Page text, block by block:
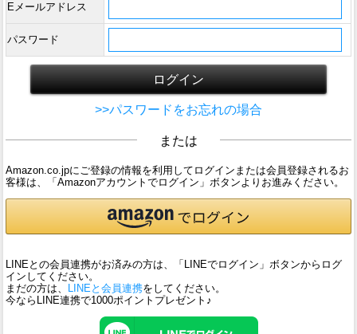
Eメールアドレス
パスワード
>>パスワードをお忘れの場合
または
Amazon.co.jpにご登録の情報を利用してログインまたは会員登録されるお
客様は、「Amazonアカウントでログイン」ボタンよりお進みください。
LINEとの会員連携がお済みの方は、「LINEでログイン」ボタンからログ
インしてください。
まだの方は、
LINEと会員連携をしてください。
今ならLINE連携で1000ポイントプレゼント♪